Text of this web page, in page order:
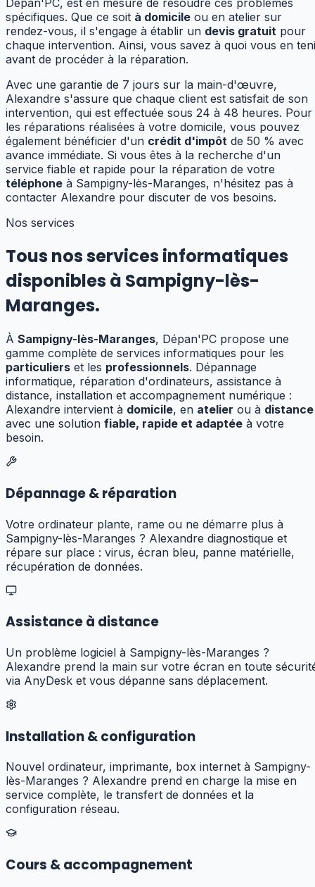
Dépan'PC, est en mesure de résoudre ces problèmes
spécifiques. Que ce soit à domicile ou en atelier sur
rendez-vous, il s'engage à établir un devis gratuit pour
chaque intervention. Ainsi, vous savez à quoi vous en
avant de procéder à la réparation.
Avec une garantie de 7 jours sur la main-d'œuvre,
Alexandre s'assure que chaque client est satisfait de son
intervention, qui est effectuée sous 24 à 48 heures. Pour
les réparations réalisées à votre domicile, vous pouvez
également bénéficier d'un crédit d'impôt de 50 % avec
avance immédiate. Si vous êtes à la recherche d'un
service fiable et rapide pour la réparation de votre
téléphone à Sampigny-lès-Maranges, n'hésitez pas à
contacter Alexandre pour discuter de vos besoins.
Nos services
Tous nos services informatiques
disponibles à Sampigny-lès-
Maranges.
À Sampigny-lès-Maranges, Dépan'PC propose une
gamme complète de services informatiques pour les
particuliers et les professionnels. Dépannage
informatique, réparation d'ordinateurs, assistance à
distance, installation et accompagnement numérique :
Alexandre intervient à domicile, en atelier ou à distance
avec une solution fiable, rapide et adaptée à votre
besoin.
Dépannage & réparation
Votre ordinateur plante, rame ou ne démarre plus à
Sampigny-lès-Maranges ? Alexandre diagnostique et
répare sur place : virus, écran bleu, panne matérielle,
récupération de données.
Assistance à distance
Un problème logiciel à Sampigny-lès-Maranges ?
Alexandre prend la main sur votre écran en toute
via AnyDesk et vous dépanne sans déplacement.
Installation & configuration
Nouvel ordinateur, imprimante, box internet à Sampigny-
lès-Maranges ? Alexandre prend en charge la mise en
service complète, le transfert de données et la
configuration réseau.
Cours & accompagnement